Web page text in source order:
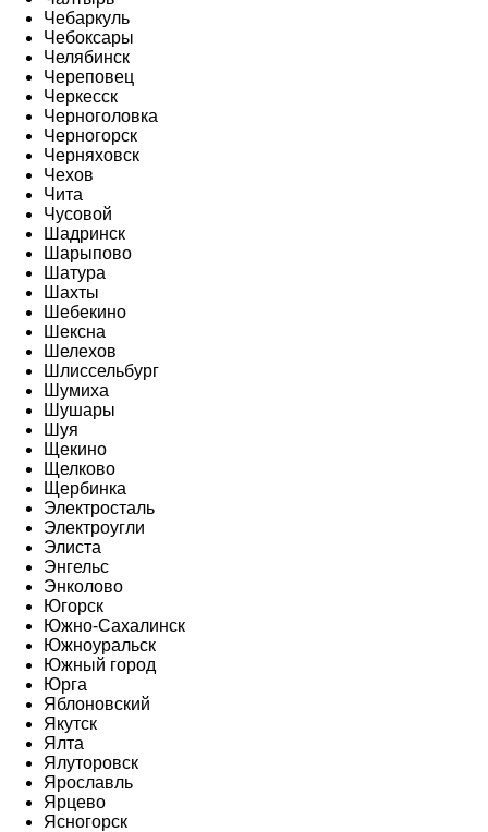
Чебаркуль
Чебоксары
Челябинск
Череповец
Черкесск
Черноголовка
Черногорск
Черняховск
Чехов
Чита
Чусовой
Шадринск
Шарыпово
Шатура
Шахты
Шебекино
Шексна
Шелехов
Шлиссельбург
Шумиха
Шушары
Шуя
Щекино
Щелково
Щербинка
Электросталь
Электроугли
Элиста
Энгельс
Энколово
Югорск
Южно-Сахалинск
Южноуральск
Южный город
Юрга
Яблоновский
Якутск
Ялта
Ялуторовск
Ярославль
Ярцево
Ясногорск